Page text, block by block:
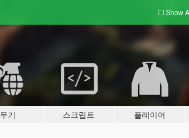
Show
무기 스크립트 플레이어